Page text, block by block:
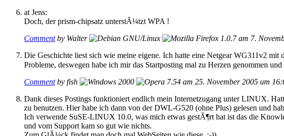
at Jens:
Doch, der prism-chipsatz unterstÃ¼tzt WPA !
Commentby Walter
am 7.
Die Geschichte liest sich wie meine eigene. Ich hatte eine Netgear WG311v2
Probleme, deswegen habe ich mir das Startposting mal zu Herzen genommen
Commentby fish
am 25. November 2005 um
Dank dieses Postings funktioniert endlich mein Internetzugang unter LINUX.
zu benutzen. Hier habe ich dann von der DWL-G520 (ohne Plus) gelesen und
Ich verwende SuSE-LINUX 10.0, was mich etwas gestÃ¶rt hat ist das die
und vom Support kam so gut wie nichts.